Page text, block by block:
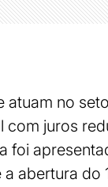
atuam no
com juros
foi
abertura do